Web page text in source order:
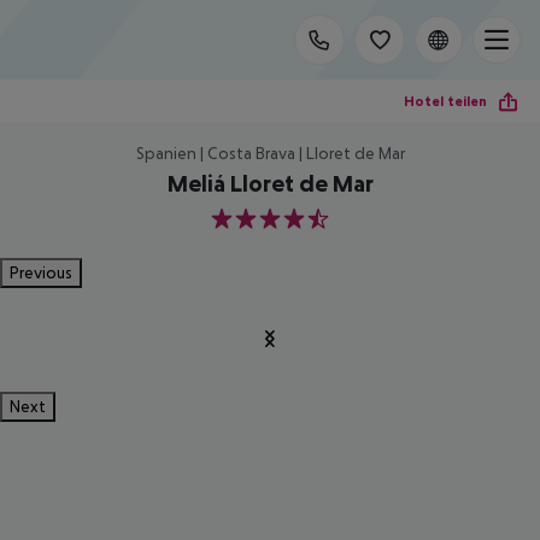
Hotel teilen
Spanien | Costa Brava | Lloret de Mar
Meliá Lloret de Mar
4.5
Previous
Next